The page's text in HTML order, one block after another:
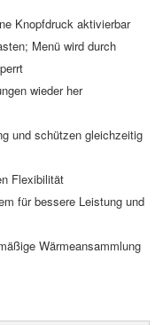
Knopfdruck aktivierbar
Menü wird durch
wieder her
und schützen gleichzeitig
Flexibilität
für bessere Leistung und
Wärmeansammlung